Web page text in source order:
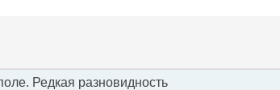
Редкая разновидность